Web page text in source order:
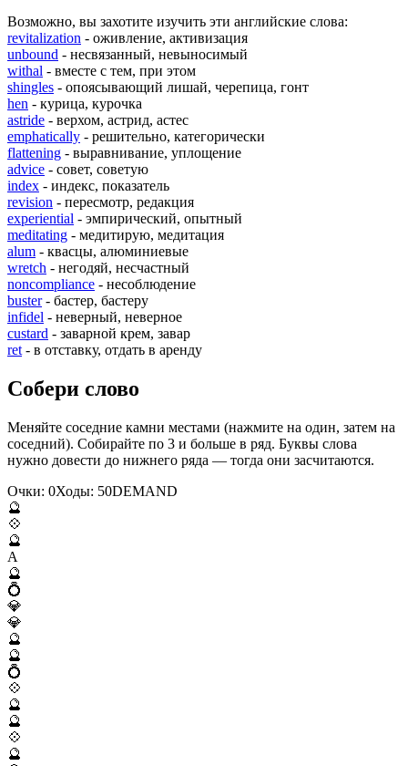
Возможно, вы захотите изучить эти английские слова:
revitalization - оживление, активизация
unbound - несвязанный, невыносимый
withal - вместе с тем, при этом
shingles - опоясывающий лишай, черепица, гонт
hen - курица, курочка
astride - верхом, астрид, астес
emphatically - решительно, категорически
flattening - выравнивание, уплощение
advice - совет, советую
index - индекс, показатель
revision - пересмотр, редакция
experiential - эмпирический, опытный
meditating - медитирую, медитация
alum - квасцы, алюминиевые
wretch - негодяй, несчастный
noncompliance - несоблюдение
buster- бастер, бастеру
infidel - неверный, неверное
custard - заварной крем, завар
ret - в отставку, отдать в аренду
Собери слово
Меняйте соседние камни местами (нажмите на один, затем на
соседний). Собирайте по 3 и больше в ряд. Буквы слова
нужно довести до нижнего ряда — тогда они засчитаются.
Очки: 0Ходы: 50DEMAND
🔮
💠
🔮
A
🔮
💍
💎
💎
🔮
🔮
💍
💠
🔮
🔮
💠
🔮